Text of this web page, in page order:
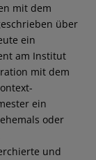
mit dem
über
ein
am Institut
mit dem
ein
oder
und